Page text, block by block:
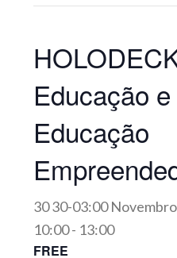
Educação
Educação
30 30-03:00
10:00- 13:00
FREE